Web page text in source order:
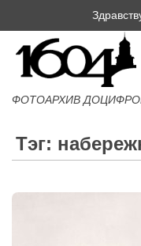
ФОТОАРХИВ
Тэг: